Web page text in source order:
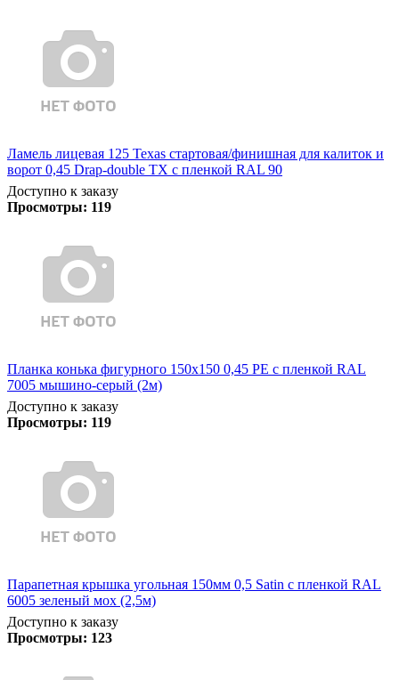
Ламель лицевая 125 Texas стартовая/финишная для калиток и
ворот 0,45 Drap-double TX с пленкой RAL 90
Доступно к заказу
Просмотры: 119
Планка конька фигурного 150x150 0,45 PE с пленкой RAL
7005 мышино-серый (2м)
Доступно к заказу
Просмотры: 119
Парапетная крышка угольная 150мм 0,5 Satin с пленкой RAL
6005 зеленый мох (2,5м)
Доступно к заказу
Просмотры: 123